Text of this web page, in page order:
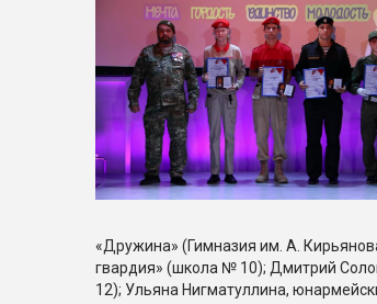
«Дружина» (Гимназия им. А.
гвардия» (школа № 10); Дмитрий
12); Ульяна Нигматуллина,